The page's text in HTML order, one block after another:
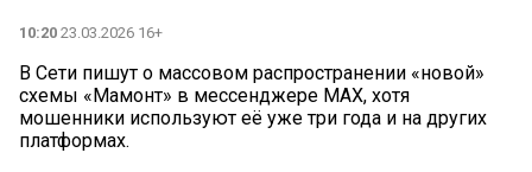
10:20 23.03.2026 16+
В Сети пишут о массовом распространении «новой»
схемы «Мамонт» в мессенджере MAX, хотя
мошенники используют её уже три года и на других
платформах.